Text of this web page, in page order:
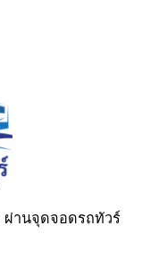
ผ่านจุดจอดรถทัวร์